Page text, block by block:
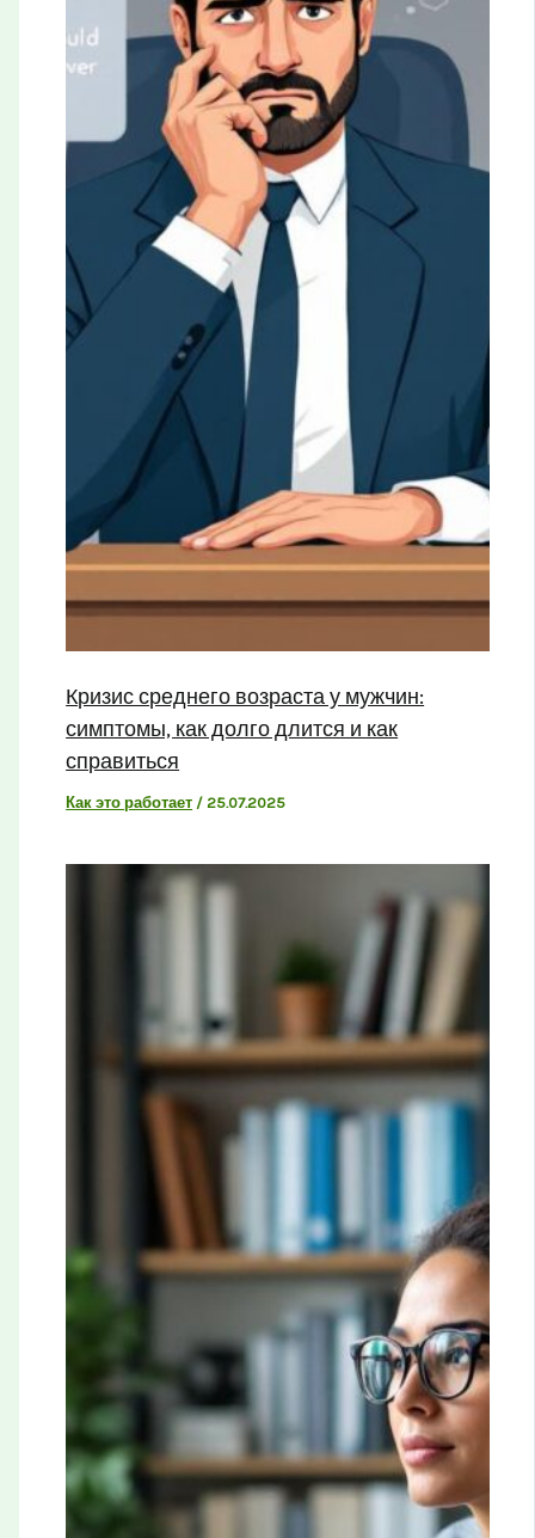
Кризис среднего возраста у мужчин:
симптомы, как долго длится и как
справиться
Как это работает /25.07.2025